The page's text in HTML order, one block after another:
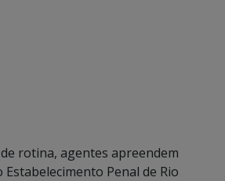
rotina, agentes apreendem
Penal de Rio